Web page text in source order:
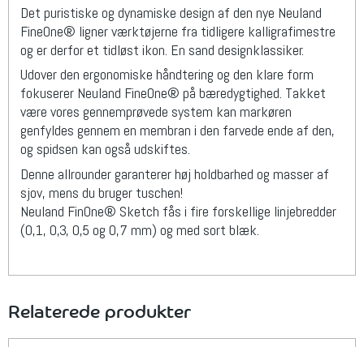
Det puristiske og dynamiske design af den nye Neuland
FineOne® ligner værktøjerne fra tidligere kalligrafimestre
og er derfor et tidløst ikon. En sand designklassiker.
Udover den ergonomiske håndtering og den klare form
fokuserer Neuland FineOne® på bæredygtighed. Takket
være vores gennemprøvede system kan markøren
genfyldes gennem en membran i den farvede ende af den,
og spidsen kan også udskiftes.
Denne allrounder garanterer høj holdbarhed og masser af
sjov, mens du bruger tuschen!
Neuland FinOne® Sketch fås i fire forskellige linjebredder
(0,1, 0,3, 0,5 og 0,7 mm) og med sort blæk.
Relaterede produkter